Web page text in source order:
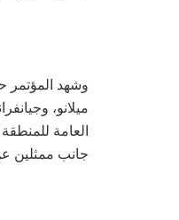
وشهد المؤتمر
العامة
جانب ممثلين